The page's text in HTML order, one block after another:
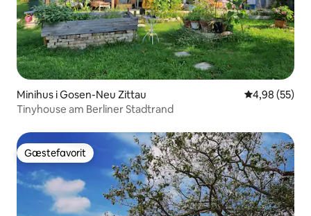
Minihus i Gosen-Neu Zittau 4,98 ud af 5 i
4,98 (55)
Tinyhouse am Berliner Stadtrand
Gæstefavorit
Gæstefavorit